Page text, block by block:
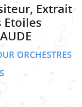
Extrait
Etoiles
ORCHESTRES